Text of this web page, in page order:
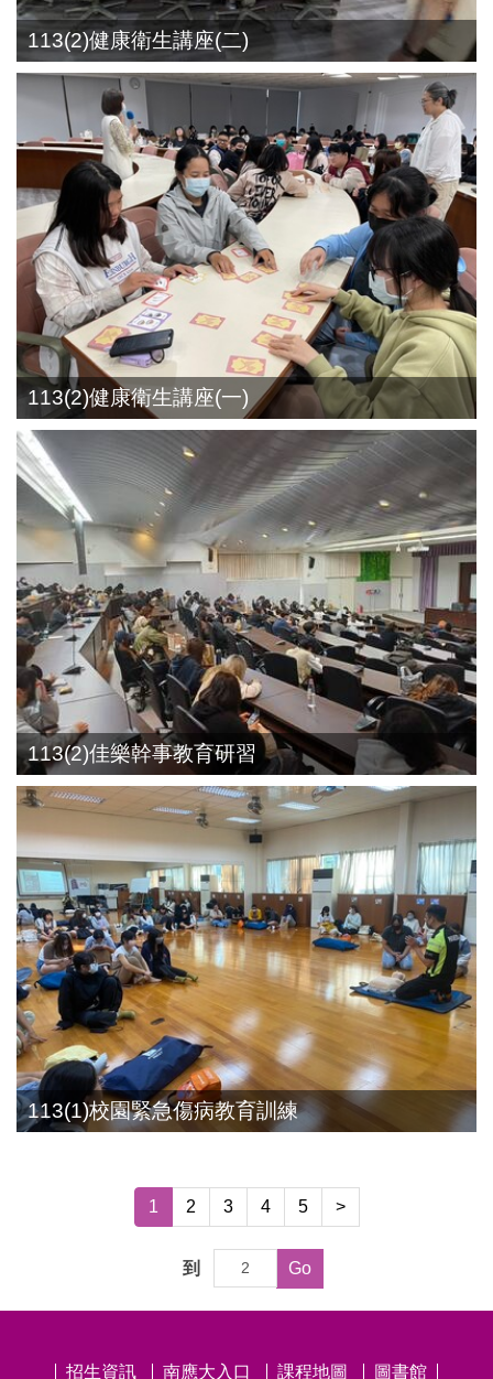
113(2)健康衛生講座(二)
113(2)健康衛生講座(一)
113(2)佳樂幹事教育研習
113(1)校園緊急傷病教育訓練
1 2 3 4 5 >
到 Go
招生資訊 南應大入口 課程地圖 圖書館